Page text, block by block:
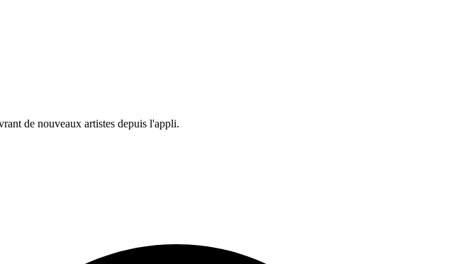
de nouveaux artistes depuis l'appli.